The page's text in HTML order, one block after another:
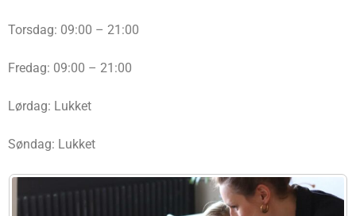
Torsdag: 09:00 – 21:00
Fredag: 09:00 – 21:00
Lørdag: Lukket
Søndag: Lukket